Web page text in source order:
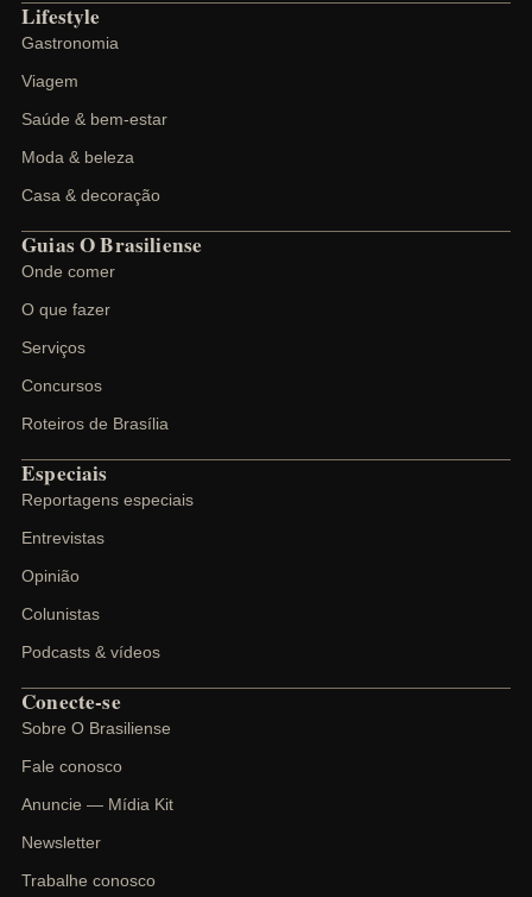
Lifestyle
Gastronomia
Viagem
Saúde & bem-estar
Moda & beleza
Casa & decoração
Guias O Brasiliense
Onde comer
O que fazer
Serviços
Concursos
Roteiros de Brasília
Especiais
Reportagens especiais
Entrevistas
Opinião
Colunistas
Podcasts & vídeos
Conecte-se
Sobre O Brasiliense
Fale conosco
Anuncie — Mídia Kit
Newsletter
Trabalhe conosco